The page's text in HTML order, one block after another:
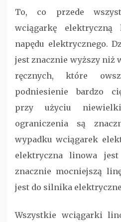
To, co przede
wciągarkę elektryczną
napędu elektrycznego.
jest znacznie wyższy niż
ręcznych, które
podniesienie bardzo
przy użyciu
ograniczenia są
wypadku wciągarek
elektryczna linowa
znacznie mocniejszą
jest do silnika
Wszystkie wciągarki